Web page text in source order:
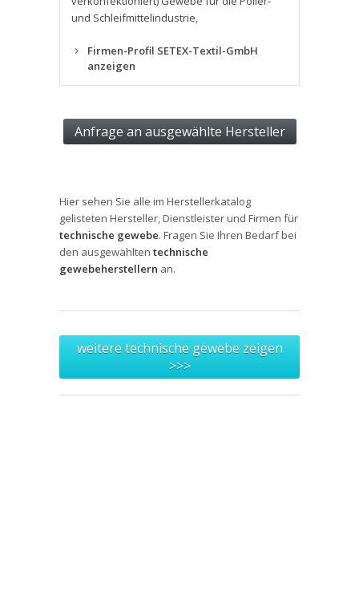
und Schleifmittelindustrie,
Firmen-Profil SETEX-Textil-GmbH
anzeigen
Hier sehen Sie alle im Herstellerkatalog
gelisteten Hersteller, Dienstleister und Firmen für
technische gewebe. Fragen Sie Ihren Bedarf bei
den ausgewählten technische
gewebeherstellern an.
weitere technische gewebe zeigen
>>>